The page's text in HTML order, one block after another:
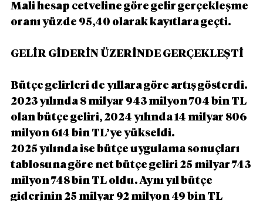
Mali hesap cetveline göre gelir gerçekleşme
oranı yüzde 95,40 olarak kayıtlara geçti.
GELİR GİDERİN ÜZERİNDE GERÇEKLEŞTİ
Bütçe gelirleri de yıllara göre artış gösterdi.
2023 yılında 8 milyar 943 milyon 704 bin TL
olan bütçe geliri, 2024 yılında 14 milyar 806
milyon 614 bin TL’ye yükseldi.
2025 yılında ise bütçe uygulama sonuçları
tablosuna göre net bütçe geliri 25 milyar 743
milyon 748 bin TL oldu. Aynı yıl bütçe
giderinin 25 milyar 92 milyon 49 bin TL